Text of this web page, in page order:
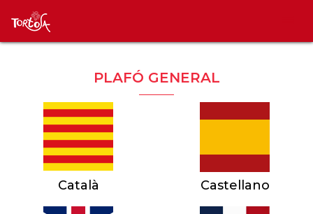
PLAFÓ GENERAL
Català Castellano